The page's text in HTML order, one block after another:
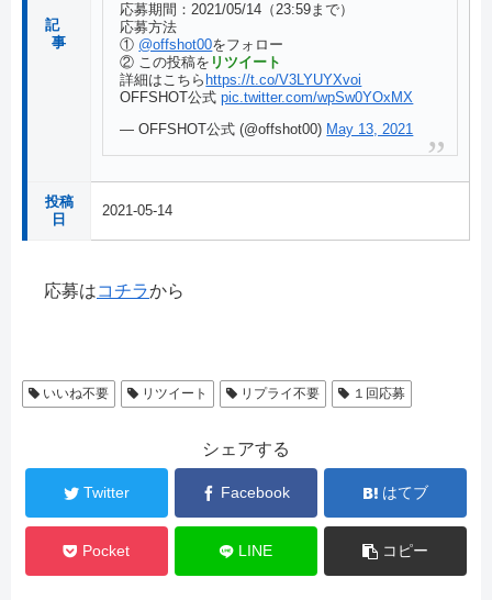
記
事
応募期間：2021/05/14（23:59まで）
応募方法
① @offshot00をフォロー
② この投稿を リツイート
詳細はこちら https://t.co/V3LYUYXvoi
OFFSHOT公式pic.twitter.com/wpSw0YOxMX
— OFFSHOT公式 (@offshot00) May 13, 2021
投稿
日
2021-05-14
応募はコチラから
いいね不要 リツイート リプライ不要 １回応募
シェアする
Twitter Facebook はてブ
Pocket LINE コピー